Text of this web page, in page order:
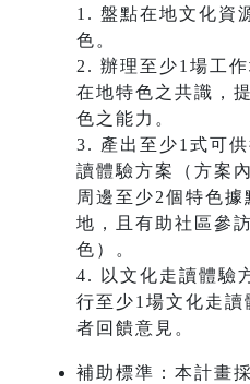
1. 盤點在地文化資
色。
2. 辦理至少1場工
在地特色之共識，
色之能力。
3. 產出至少1式可
讀體驗方案（方案
周邊至少2個特色
地，且有助社區參
色）。
4. 以文化走讀體驗
行至少1場文化走
者回饋意見。
補助標準：本計畫